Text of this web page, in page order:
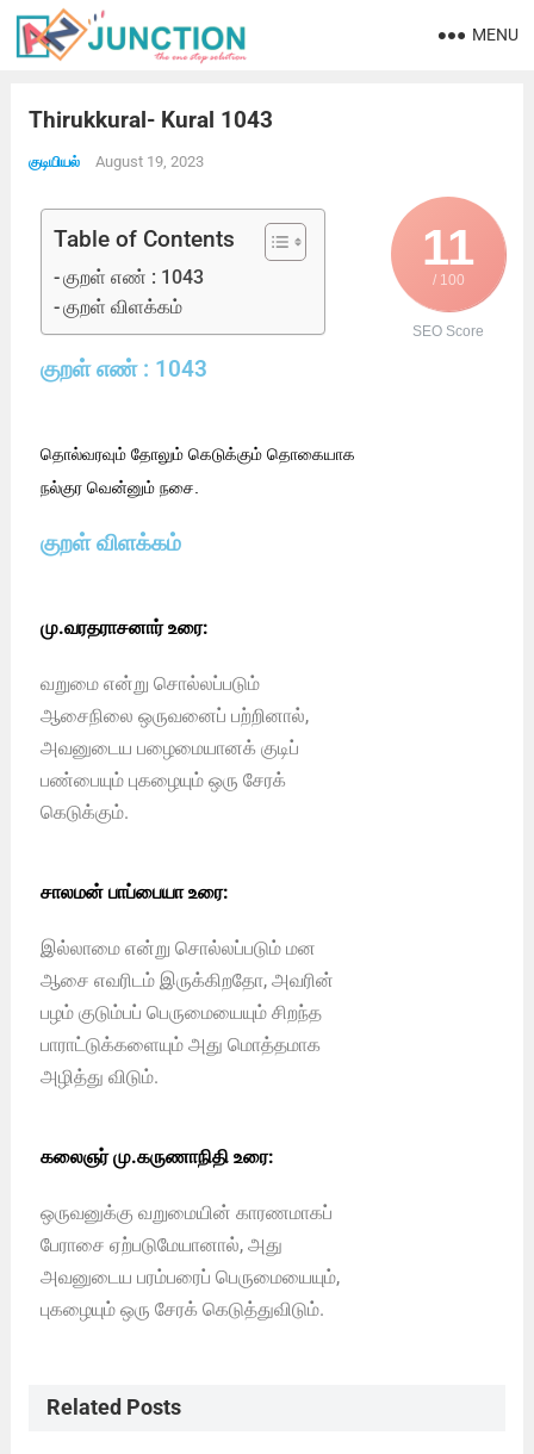
MENU
Thirukkural- Kural 1043
குடியியல் August 19, 2023
11
/ 100
SEO Score
Table of Contents
குறள் எண் : 1043
குறள் விளக்கம்
குறள் எண் : 1043
தொல்வரவும் தோலும் கெடுக்கும் தொகையாக
நல்குர வென்னும் நசை.
குறள் விளக்கம்
மு.வரதராசனார் உரை:
வறுமை என்று சொல்லப்படும்
ஆசைநிலை ஒருவனைப் பற்றினால்,
அவனுடைய பழைமையானக் குடிப்
பண்பையும் புகழையும் ஒரு சேரக்
கெடுக்கும்.
சாலமன் பாப்பையா உரை:
இல்லாமை என்று சொல்லப்படும் மன
ஆசை எவரிடம் இருக்கிறதோ, அவரின்
பழம் குடும்பப் பெருமையையும் சிறந்த
பாராட்டுக்களையும் அது மொத்தமாக
அழித்து விடும்.
கலைஞர் மு.கருணாநிதி உரை:
ஒருவனுக்கு வறுமையின் காரணமாகப்
பேராசை ஏற்படுமேயானால், அது
அவனுடைய பரம்பரைப் பெருமையையும்,
புகழையும் ஒரு சேரக் கெடுத்துவிடும்.
Related Posts